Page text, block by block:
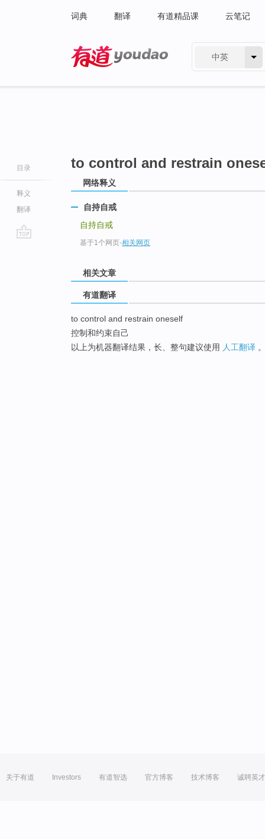
词典 翻译 有道精品课 云笔记
中英
目录
释义
翻译
to control and restrain
网络释义
自持自戒
自持自戒
基于1个网页-相关网页
相关文章
有道翻译
to control and restrain oneself
控制和约束自己
以上为机器翻译结果，长、整句建议使用 人工翻译
关于有道 Investors 有道智选 官方博客 技术博客 诚聘英才